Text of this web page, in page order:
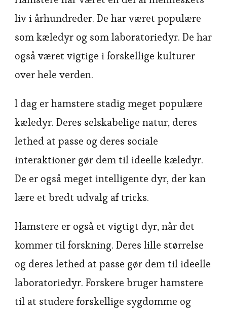
liv i århundreder. De har været populære
som kæledyr og som laboratoriedyr. De har
også været vigtige i forskellige kulturer
over hele verden.
I dag er hamstere stadig meget populære
kæledyr. Deres selskabelige natur, deres
lethed at passe og deres sociale
interaktioner gør dem til ideelle kæledyr.
De er også meget intelligente dyr, der kan
lære et bredt udvalg af tricks.
Hamstere er også et vigtigt dyr, når det
kommer til forskning. Deres lille størrelse
og deres lethed at passe gør dem til ideelle
laboratoriedyr. Forskere bruger hamstere
til at studere forskellige sygdomme og